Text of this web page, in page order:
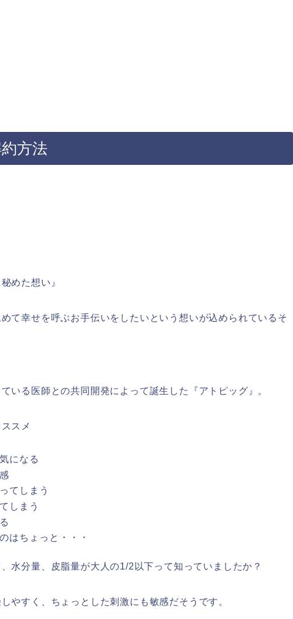
方法
めた想い』
て幸せを呼ぶお手伝いをしたいという想いが込められているそ
いる医師との共同開発によって誕生した『アトピッグ』。
スメ
になる
てしまう
しまう
はちょっと・・・
水分量、皮脂量が大人の1/2以下って知っていましたか？
やすく、ちょっとした刺激にも敏感だそうです。